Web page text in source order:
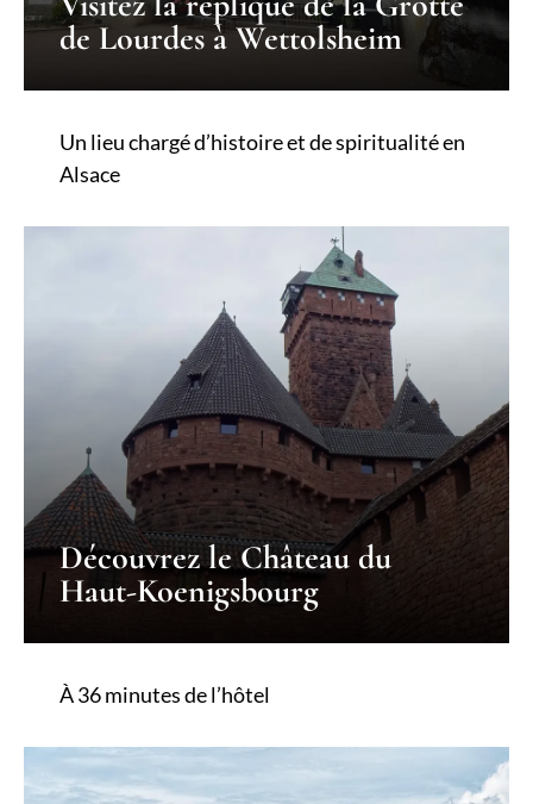
de Lourdes à Wettolsheim
Un lieu chargé d’histoire et de spiritualité en
Alsace
Découvrez le Château du
Haut-Koenigsbourg
À 36 minutes de l’hôtel